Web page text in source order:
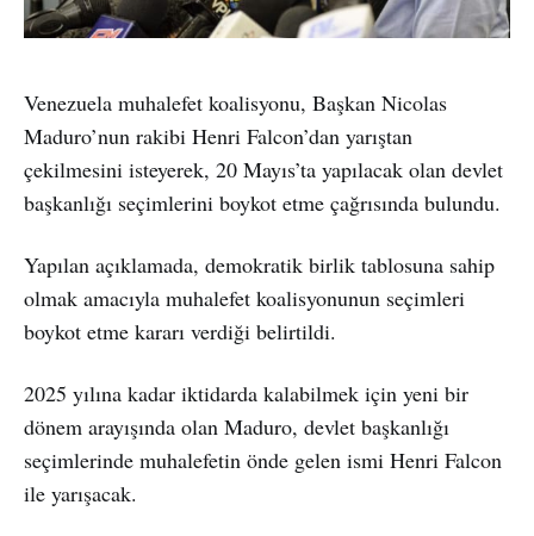
Venezuela muhalefet koalisyonu, Başkan Nicolas
Maduro’nun rakibi Henri Falcon’dan yarıştan
çekilmesini isteyerek, 20 Mayıs’ta yapılacak olan devlet
başkanlığı seçimlerini boykot etme çağrısında bulundu.
Yapılan açıklamada, demokratik birlik tablosuna sahip
olmak amacıyla muhalefet koalisyonunun seçimleri
boykot etme kararı verdiği belirtildi.
2025 yılına kadar iktidarda kalabilmek için yeni bir
dönem arayışında olan Maduro, devlet başkanlığı
seçimlerinde muhalefetin önde gelen ismi Henri Falcon
ile yarışacak.